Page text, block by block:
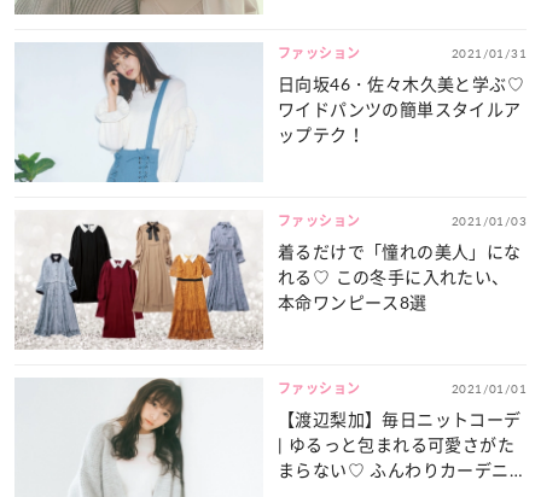
ファッション 2021/01/31
日向坂46・佐々木久美と学ぶ♡
ワイドパンツの簡単スタイルア
ップテク！
ファッション 2021/01/03
着るだけで「憧れの美人」にな
れる♡ この冬手に入れたい、
本命ワンピース8選
ファッション 2021/01/01
【渡辺梨加】毎日ニットコーデ
| ゆるっと包まれる可愛さがた
まらない♡ ふんわりカーデニ